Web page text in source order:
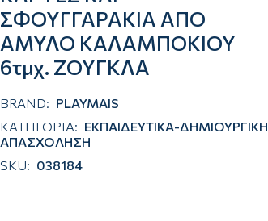
ΣΦΟΥΓΓΑΡΑΚΙΑ ΑΠΟ
ΑΜΥΛΟ ΚΑΛΑΜΠΟΚΙΟΥ
6τμχ. ΖΟΥΓΚΛΑ
BRAND: PLAYMAIS
ΚΑΤΗΓΟΡΙΑ: ΕΚΠΑΙΔΕΥΤΙΚΑ-ΔΗΜΙΟΥΡΓΙΚΗ
ΑΠΑΣΧΟΛΗΣΗ
SKU: 038184